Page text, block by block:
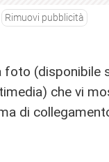
Rimuovi pubblicità
foto (disponibile
che vi
di